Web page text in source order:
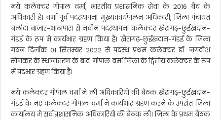
नये कलेक्टर गोपाल वर्मा, भारतीय प्रशासनिक सेवा के 2016 बैच के
अधिकारी है। वर्मा पूर्व पदस्थापना मुख्यकार्यपालन अधिकारी, जिला पंचायत
बलौदा बाजार-भाठापारा से नवीन पदस्थापना कलेक्टर खैरागढ़-छुईखदान-
गंडई के रूप में कार्यभार ग्रहण किया है। खैरागढ़-छुईखदान-गंडई के जिला
गठन दिनाँक 01 सितम्बर 2022 से पदस्थ प्रथम कलेक्टर डॉ. जगदीश
सोनकर के स्थानांतरण के बाद गोपाल वर्मा जिला के द्वितीय कलेक्टर के रूप
में पदभार ग्रहण किया है।
नये कलेक्टर गोपाल वर्मा ने ली अधिकारियों की बैठक खैरागढ़-छुईखदान-
गंडई के नए कलेक्टर गोपाल वर्मा ने कार्यभार ग्रहण करने के उपरांत जिला
कार्यालय में सर्व प्रशासनिक अधिकारियों की बैठक ली। जिला के प्रथम बैठक